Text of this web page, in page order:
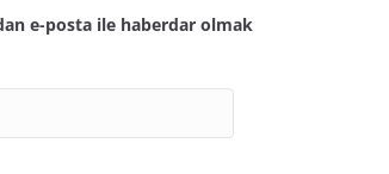
e-posta ile haberdar olmak